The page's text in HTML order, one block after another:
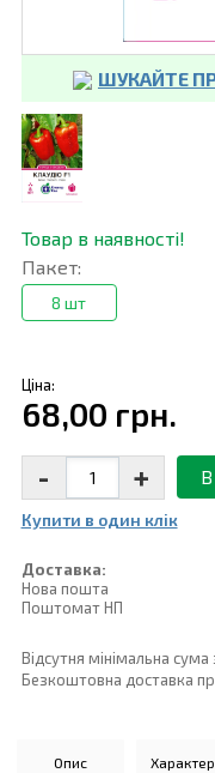
ШУКАЙТЕ
Товар в наявності!
Пакет:
8 шт
Ціна:
68,00 грн.
- +
Купити в один клiк
Доставка:
Нова пошта
Поштомат НП
Відсутня мінімальна
Безкоштовна доставка
Опис